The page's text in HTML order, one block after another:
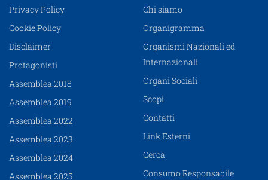
Privacy Policy
Cookie Policy
Disclaimer
Protagonisti
Assemblea 2018
Assemblea 2019
Assemblea 2022
Assemblea 2023
Assemblea 2024
Assemblea 2025
Chi siamo
Organigramma
Organismi Nazionali ed
Internazionali
Organi Sociali
Scopi
Contatti
Link Esterni
Cerca
Consumo Responsabile